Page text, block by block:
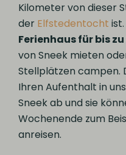
Kilometer von dieser
der Elfstedentocht
Ferienhaus für bis zu
von Sneek mieten
Stellplätzen campen.
Ihren Aufenthalt in
Sneek ab und sie
Wochenende zum
anreisen.